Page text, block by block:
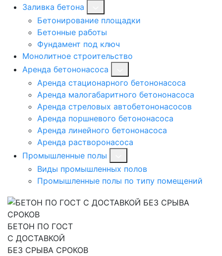
Заливка бетона
Бетонирование площадки
Бетонные работы
Фундамент под ключ
Монолитное строительство
Аренда бетононасоса
Аренда стационарного бетононасоса
Аренда малогабаритного бетононасоса
Аренда стреловых автобетононасосов
Аренда поршневого бетононасоса
Аренда линейного бетононасоса
Аренда растворонасоса
Промышленные полы
Виды промышленных полов
Промышленные полы по типу помещений
БЕТОН ПО ГОСТ
С ДОСТАВКОЙ
БЕЗ СРЫВА СРОКОВ